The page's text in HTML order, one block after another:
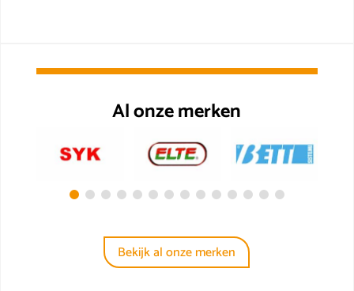
Al onze merken
Bekijk al onze merken